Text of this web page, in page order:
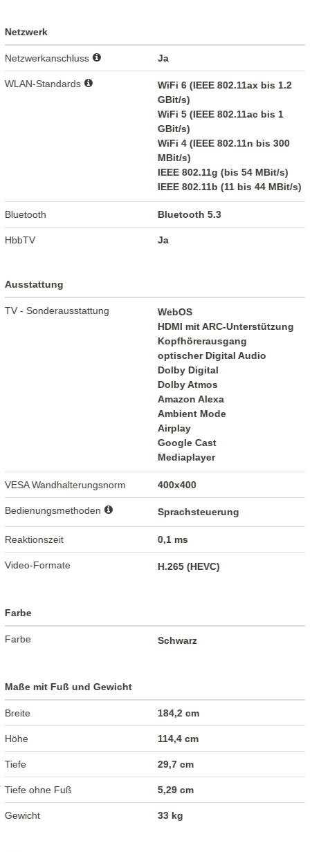
Netzwerk
Netzwerkanschluss Ja
WLAN-Standards
WiFi 6 (IEEE 802.11ax bis 1.2
GBit/s)
WiFi 5 (IEEE 802.11ac bis 1
GBit/s)
WiFi 4 (IEEE 802.11n bis 300
MBit/s)
IEEE 802.11g (bis 54 MBit/s)
IEEE 802.11b (11 bis 44 MBit/s)
Bluetooth Bluetooth 5.3
HbbTV Ja
Ausstattung
TV - Sonderausstattung
WebOS
HDMI mit ARC-Unterstützung
Kopfhörerausgang
optischer Digital Audio
Dolby Digital
Dolby Atmos
Amazon Alexa
Ambient Mode
Airplay
Google Cast
Mediaplayer
VESA Wandhalterungsnorm 400x400
Bedienungsmethoden Sprachsteuerung
Reaktionszeit 0,1 ms
Video-Formate H.265 (HEVC)
Farbe
Farbe Schwarz
Maße mit Fuß und Gewicht
Breite 184,2 cm
Höhe 114,4 cm
Tiefe 29,7 cm
Tiefe ohne Fuß 5,29 cm
Gewicht 33 kg